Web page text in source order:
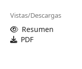
Vistas/Descargas
Resumen
PDF